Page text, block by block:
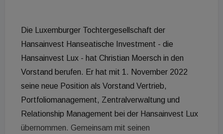
Die Luxemburger Tochtergesellschaft der
Hansainvest Hanseatische Investment - die
Hansainvest Lux - hat Christian Moersch in den
Vorstand berufen. Er hat mit 1. November 2022
seine neue Position als Vorstand Vertrieb,
Portfoliomanagement, Zentralverwaltung und
Relationship Management bei der Hansainvest Lux
übernommen. Gemeinsam mit seinen